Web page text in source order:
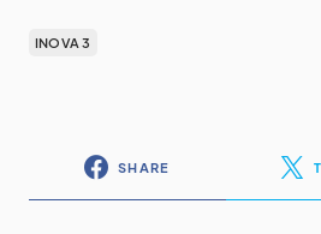
INOVA 3
SHARE